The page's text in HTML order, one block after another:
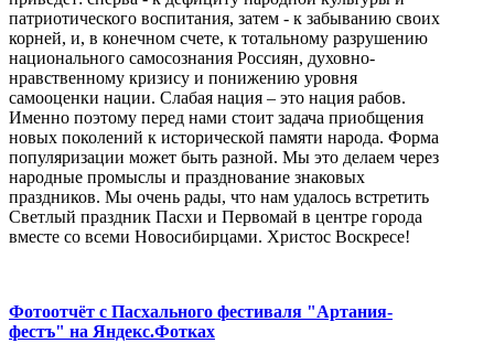
патриотического воспитания, затем - к забыванию своих
корней, и, в конечном счете, к тотальному разрушению
национального самосознания Россиян, духовно-
нравственному кризису и понижению уровня
самооценки нации. Слабая нация – это нация рабов.
Именно поэтому перед нами стоит задача приобщения
новых поколений к исторической памяти народа. Форма
популяризации может быть разной. Мы это делаем через
народные промыслы и празднование знаковых
праздников. Мы очень рады, что нам удалось встретить
Светлый праздник Пасхи и Первомай в центре города
вместе со всеми Новосибирцами. Христос Воскресе!
Фотоотчёт с Пасхального фестиваля "Артания-
фестъ" на Яндекс.Фотках